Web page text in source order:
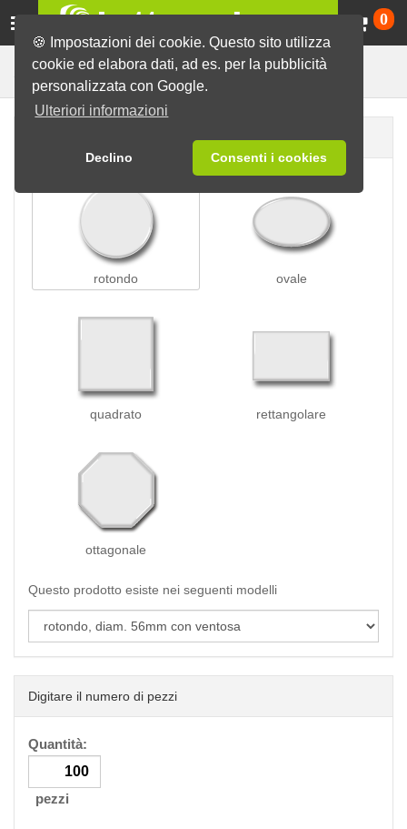
🍪 Impostazioni dei cookie. Questo sito utilizza
cookie ed elabora dati, ad es. per la pubblicità
personalizzata con Google.
Ulteriori informazioni
Declino Consenti i cookies
0
Spille Spille con ventosa
rotondo ovale
quadrato rettangolare
ottagonale
Questo prodotto esiste nei seguenti modelli
Digitare il numero di pezzi
Quantità:
pezzi